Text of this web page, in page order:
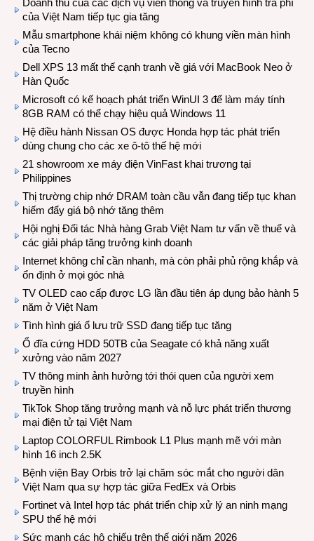
của Việt Nam tiếp tục gia tăng
Mẫu smartphone khái niệm không có khung viền màn hình
của Tecno
Dell XPS 13 mất thế cạnh tranh về giá với MacBook Neo ở
Hàn Quốc
Microsoft có kế hoạch phát triển WinUI 3 để làm máy tính
8GB RAM có thể chạy hiệu quả Windows 11
Hệ điều hành Nissan OS được Honda hợp tác phát triển
dùng chung cho các xe ô-tô thế hệ mới
21 showroom xe máy điện VinFast khai trương tại
Philippines
Thị trường chip nhớ DRAM toàn cầu vẫn đang tiếp tục khan
hiếm đẩy giá bộ nhớ tăng thêm
Hội nghị Đối tác Nhà hàng Grab Việt Nam tư vấn về thuế và
các giải pháp tăng trưởng kinh doanh
Internet không chỉ cần nhanh, mà còn phải phủ rộng khắp và
ổn định ở mọi góc nhà
TV OLED cao cấp được LG lần đầu tiên áp dụng bảo hành 5
năm ở Việt Nam
Tình hình giá ổ lưu trữ SSD đang tiếp tục tăng
Ổ đĩa cứng HDD 50TB của Seagate có khả năng xuất
xưởng vào năm 2027
TV thông minh ảnh hưởng tới thói quen của người xem
truyền hình
TikTok Shop tăng trưởng mạnh và nỗ lực phát triển thương
mại điện tử tại Việt Nam
Laptop COLORFUL Rimbook L1 Plus mạnh mẽ với màn
hình 16 inch 2.5K
Bệnh viện Bay Orbis trở lại chăm sóc mắt cho người dân
Việt Nam qua sự hợp tác giữa FedEx và Orbis
Fortinet và Intel hợp tác phát triển chip xử lý an ninh mạng
SPU thế hệ mới
Sức mạnh các hộ chiếu trên thế giới năm 2026